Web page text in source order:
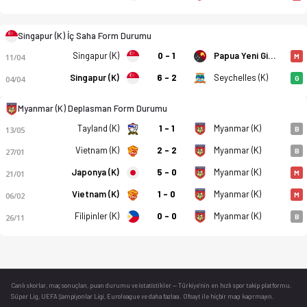
Singapur (K) İç Saha Form Durumu
11/04 Singapur (K) 0 - 1 Papua Yeni Gine (K) M
04/04 Singapur (K) 6 - 2 Seychelles (K) G
Myanmar (K) Deplasman Form Durumu
13/05 Tayland (K) 1 - 1 Myanmar (K) B
27/01 Vietnam (K) 2 - 2 Myanmar (K) B
21/01 Japonya (K) 5 - 0 Myanmar (K) M
06/02 Vietnam (K) 1 - 0 Myanmar (K) M
26/11 Filipinler (K) 0 - 0 Myanmar (K) B
Canlı skorlar , maç sonuçları, puan durumu ve istatistikler — Türkiye’nin en hızlı spor takip platformu.
Süper Lig, UEFA Şampiyonlar Ligi, Euroleague ve daha fazlası. Ofsayt ile hiçbir maçı kaçırmayın.